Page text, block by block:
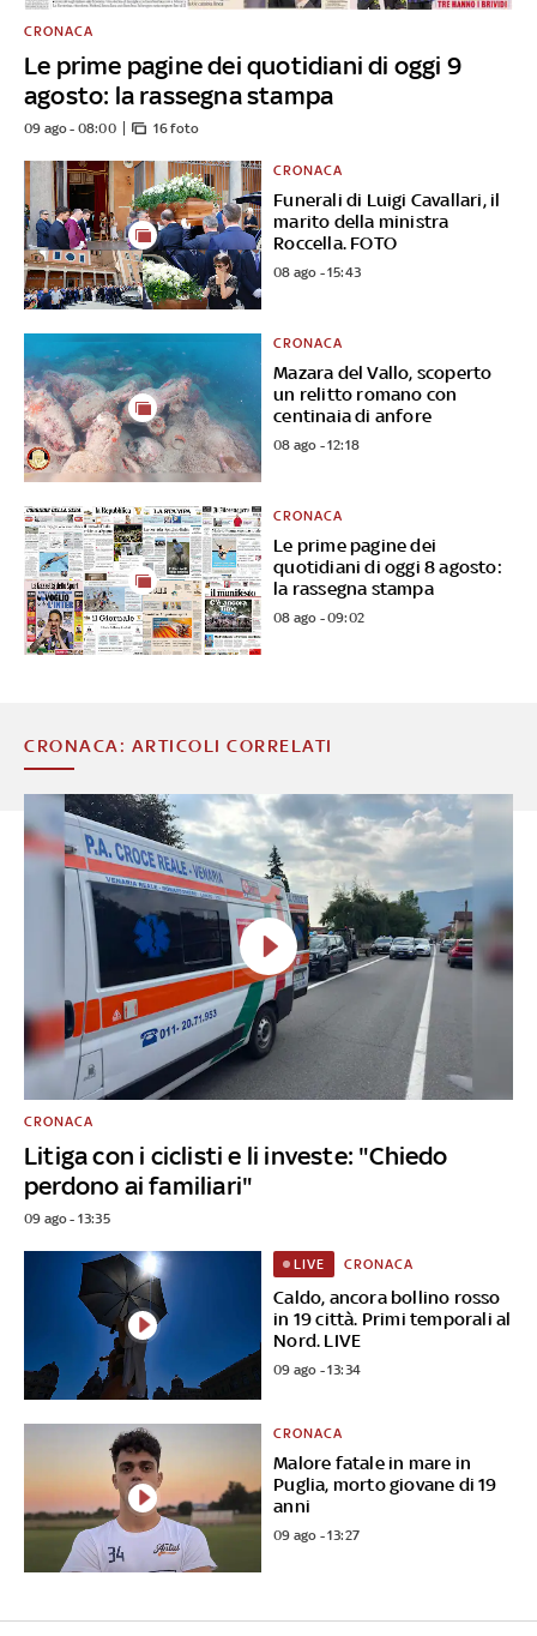
Le prime pagine dei quotidiani di oggi 9
agosto: la rassegna stampa
CRONACA
09 ago - 08:00 16 foto
Funerali di Luigi Cavallari, il
marito della ministra
Roccella. FOTO
CRONACA
08 ago - 15:43
Mazara del Vallo, scoperto
un relitto romano con
centinaia di anfore
CRONACA
08 ago - 12:18
Le prime pagine dei
quotidiani di oggi 8 agosto:
la rassegna stampa
CRONACA
08 ago - 09:02
CRONACA: ARTICOLI CORRELATI
Litiga con i ciclisti e li investe: "Chiedo
perdono ai familiari"
CRONACA
09 ago - 13:35
Caldo, ancora bollino rosso
in 19 città. Primi temporali al
Nord. LIVE
LIVE CRONACA
09 ago - 13:34
Malore fatale in mare in
Puglia, morto giovane di 19
anni
CRONACA
09 ago - 13:27